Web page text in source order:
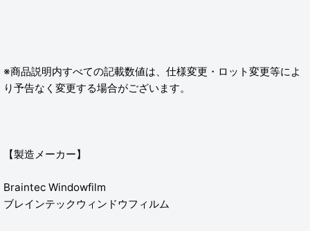
※商品説明内すべての記載数値は、仕様変更・ロット変更等によ
り予告なく変更する場合がございます。
【製造メーカー】
Braintec Windowfilm
ブレインテックウィンドウフィルム